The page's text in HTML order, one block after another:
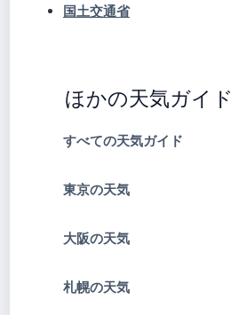
国土交通省
ほかの天気ガイド
すべての天気ガイド
東京の天気
大阪の天気
札幌の天気